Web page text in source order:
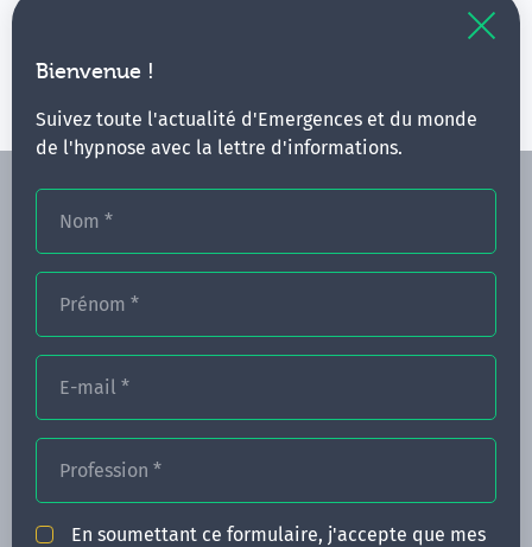
Bienvenue !
Suivez toute l'actualité d'Emergences et du monde
de l'hypnose avec la lettre d'informations.
Nom *
Prénom *
E-mail *
Profession *
En soumettant ce formulaire, j'accepte que mes
Vous pouvez renouveler votre requête en élargissant
CONGRÈS
ACTUALITÉS
INFOS PRATIQUES